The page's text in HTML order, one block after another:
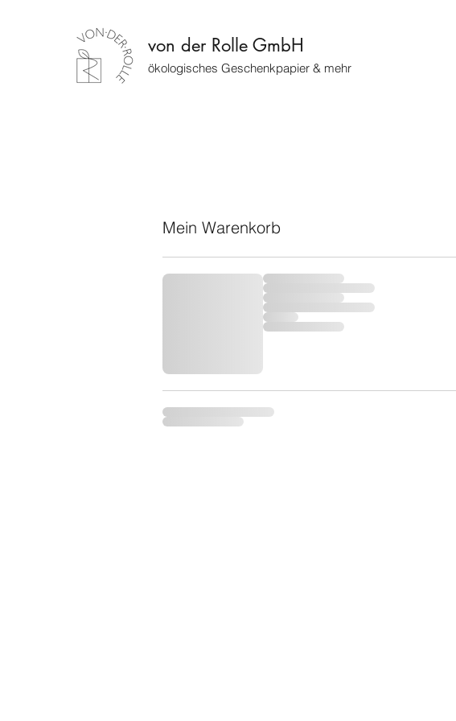
von der Rolle GmbH
ökologisches Geschenkpapier & mehr
Mein Warenkorb